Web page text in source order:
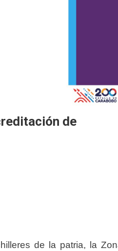
de
de la patria, la